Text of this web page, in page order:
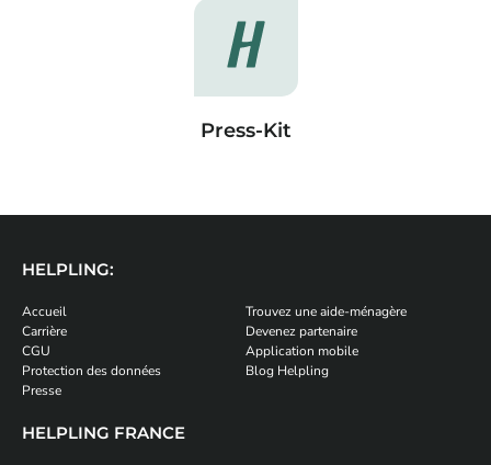
Press-Kit
HELPLING:
Accueil
Carrière
CGU
Protection des données
Presse
Trouvez une aide-ménagère
Devenez partenaire
Application mobile
Blog Helpling
HELPLING FRANCE